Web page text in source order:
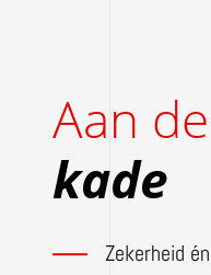
Aan de
kade
Zekerheid